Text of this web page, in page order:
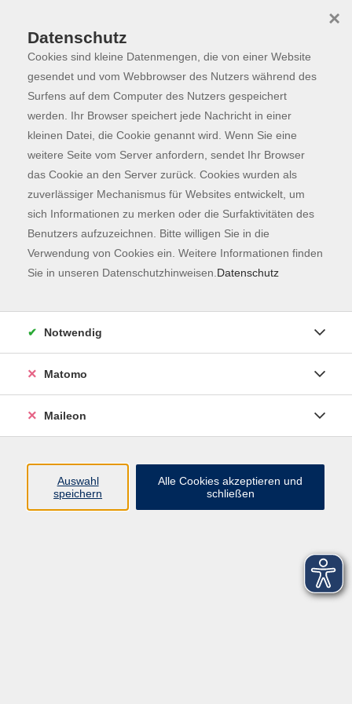
Skip to main content
Programm
Der Kurs konnte nicht gefunden werden.
Kontaktformular
Impressum
AGB
Datenschutzerklärung
Datenschutz
Cookies sind kleine Datenmengen, die von einer Website
gesendet und vom Webbrowser des Nutzers während des
Surfens auf dem Computer des Nutzers gespeichert
werden. Ihr Browser speichert jede Nachricht in einer
kleinen Datei, die Cookie genannt wird. Wenn Sie eine
weitere Seite vom Server anfordern, sendet Ihr Browser
das Cookie an den Server zurück. Cookies wurden als
zuverlässiger Mechanismus für Websites entwickelt, um
sich Informationen zu merken oder die Surfaktivitäten des
Benutzers aufzuzeichnen. Bitte willigen Sie in die
Verwendung von Cookies ein. Weitere Informationen finden
Sie in unseren Datenschutzhinweisen. Datenschutz
×
Notwendig
Matomo
Maileon
Auswahl
speichern
Alle Cookies akzeptieren und
schließen